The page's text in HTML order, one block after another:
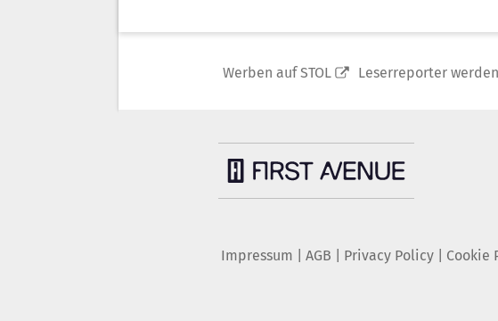
Werben auf STOL Leserreporter werden
Impressum AGB Privacy Policy| Cookie